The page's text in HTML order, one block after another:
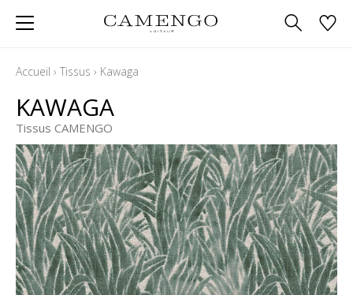
Accueil › Tissus › Kawaga
KAWAGA
Tissus CAMENGO